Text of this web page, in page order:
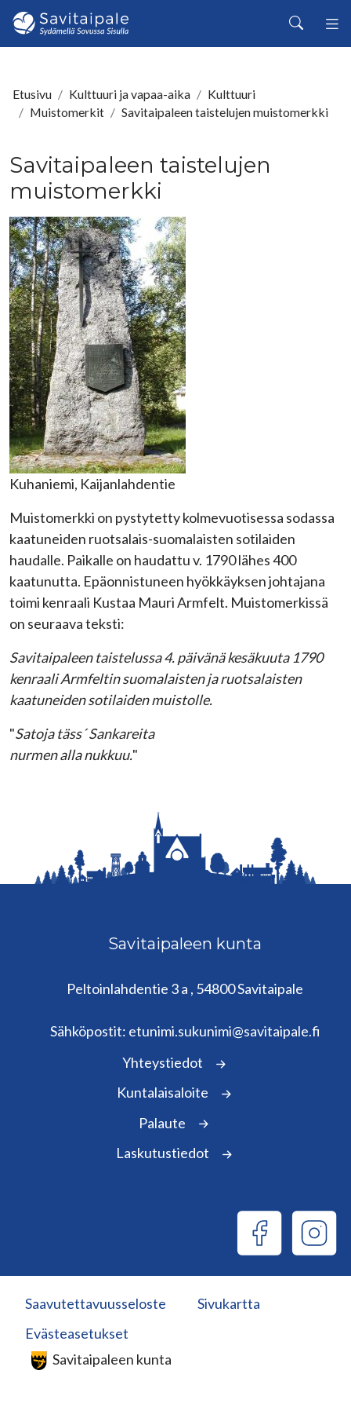
Siirry pääsisältöön
Haku
Etusivu Kulttuuri ja vapaa-aika
Kulttuuri
Muistomerkit
Savitaipaleen taistelujen muistomerkki
Savitaipaleen taistelujen
muistomerkki
Kuhaniemi, Kaijanlahdentie
Muistomerkki on pystytetty kolmevuotisessa sodassa
kaatuneiden ruotsalais-suomalaisten sotilaiden
haudalle. Paikalle on haudattu v. 1790 lähes 400
kaatunutta. Epäonnistuneen hyökkäyksen johtajana
toimi kenraali Kustaa Mauri Armfelt. Muistomerkissä
on seuraava teksti:
Savitaipaleen taistelussa 4. päivänä kesäkuuta 1790
kenraali Armfeltin suomalaisten ja ruotsalaisten
kaatuneiden sotilaiden muistolle.
"Satoja täss´ Sankareita
nurmen alla nukkuu."
Savitaipaleen kunta
Peltoinlahdentie 3 a , 54800 Savitaipale
Sähköpostit: etunimi.sukunimi@savitaipale.fi
Yhteystiedot
Kuntalaisaloite
Palaute
Laskutustiedot
Saavutettavuusseloste
Sivukartta
Evästeasetukset
Savitaipaleen kunta